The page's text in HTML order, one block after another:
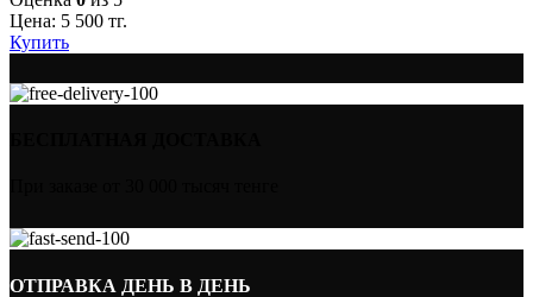
Цена: 5 500 тг.
Купить
ОТПРАВКА ДЕНЬ В ДЕНЬ